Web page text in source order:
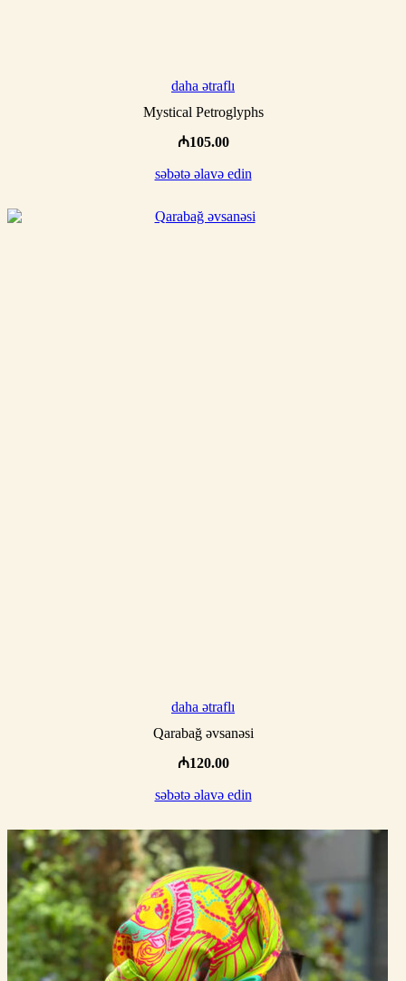
daha ətraflı
Mystical Petroglyphs
₼105.00
səbətə əlavə edin
daha ətraflı
Qarabağ əvsanəsi
₼120.00
səbətə əlavə edin